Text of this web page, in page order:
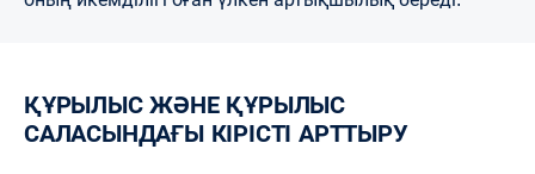
ҚҰРЫЛЫС ЖӘНЕ ҚҰРЫЛЫС
САЛАСЫНДАҒЫ КІРІСТІ АРТТЫРУ